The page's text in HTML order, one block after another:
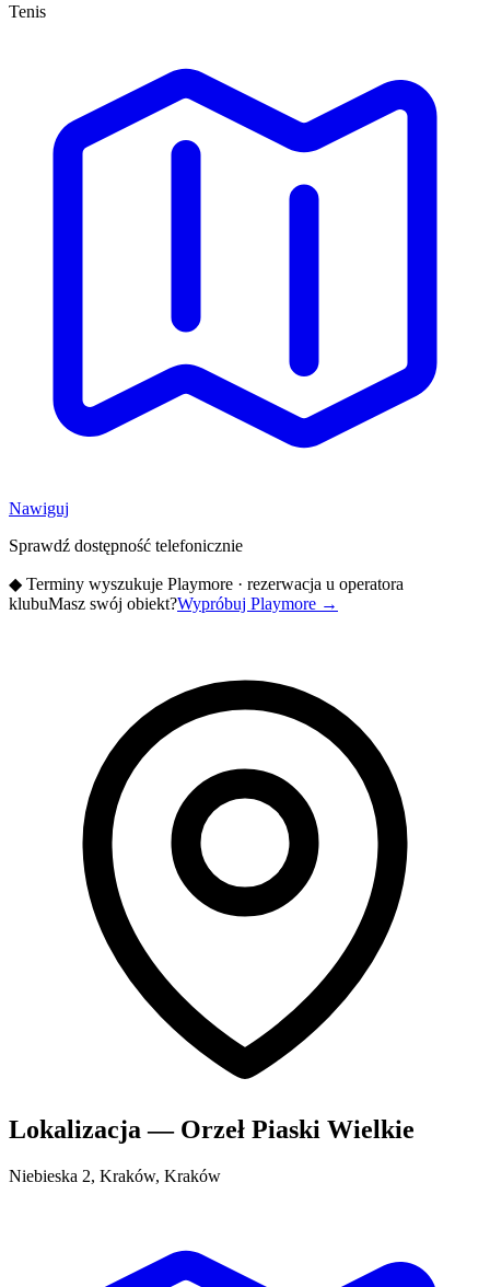
Tenis
Nawiguj
Sprawdź dostępność telefonicznie
◆ Terminy wyszukuje Playmore · rezerwacja u operatora
klubuMasz swój obiekt?Wypróbuj Playmore →
Lokalizacja — Orzeł Piaski Wielkie
Niebieska 2, Kraków, Kraków